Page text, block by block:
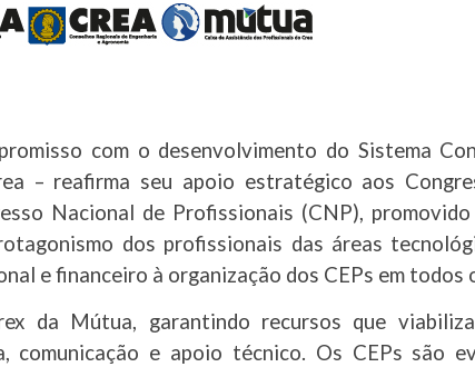
com o desenvolvimento do Sistema
– reafirma seu apoio estratégico aos
Nacional de Profissionais (CNP),
dos profissionais das áreas
e financeiro à organização dos CEPs em todos
da Mútua, garantindo recursos que
comunicação e apoio técnico. Os CEPs são